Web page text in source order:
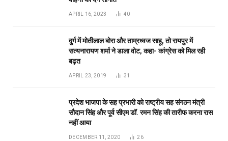
APRIL 16, 2023 40
दुर्ग में मोतीलाल बोरा और ताम्रध्वज साहू, तो रायपुर में
सत्यनारायण शर्मा ने डाला वोट, कहा- कांग्रेस को मिल रही
बढ़त
APRIL 23, 2019 31
प्रदेश भाजपा के सह प्रभारी को राष्ट्रीय सह संगठन मंत्री
सौदान सिंह और पूर्व सीएम डॉ. रमन सिंह की तारीफ करना रास
नहीं आया
DECEMBER 11, 2020 26